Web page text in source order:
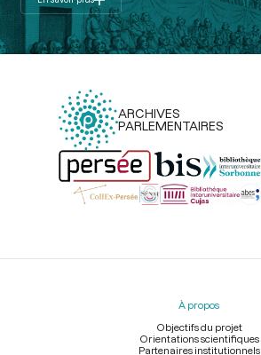
ARCHIVES
PARLEMENTAIRES
Menu
À propos
Objectifs du projet
Orientations scientifiques
Partenaires institutionnels